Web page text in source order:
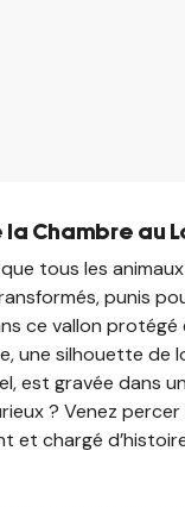
la Chambre au
tous les
punis
ce vallon
une silhouette de
est gravée dans
? Venez
et chargé